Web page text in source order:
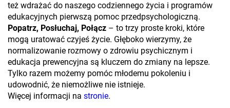
też wdrażać do naszego codziennego życia i programów
edukacyjnych pierwszą pomoc przedpsychologiczną.
Popatrz, Posłuchaj, Połącz – to trzy proste kroki, które
mogą uratować czyjeś życie. Głęboko wierzymy, że
normalizowanie rozmowy o zdrowiu psychicznym i
edukacja prewencyjna są kluczem do zmiany na lepsze.
Tylko razem możemy pomóc młodemu pokoleniu i
udowodnić, że niemożliwe nie istnieje.
Więcej informacji na stronie.